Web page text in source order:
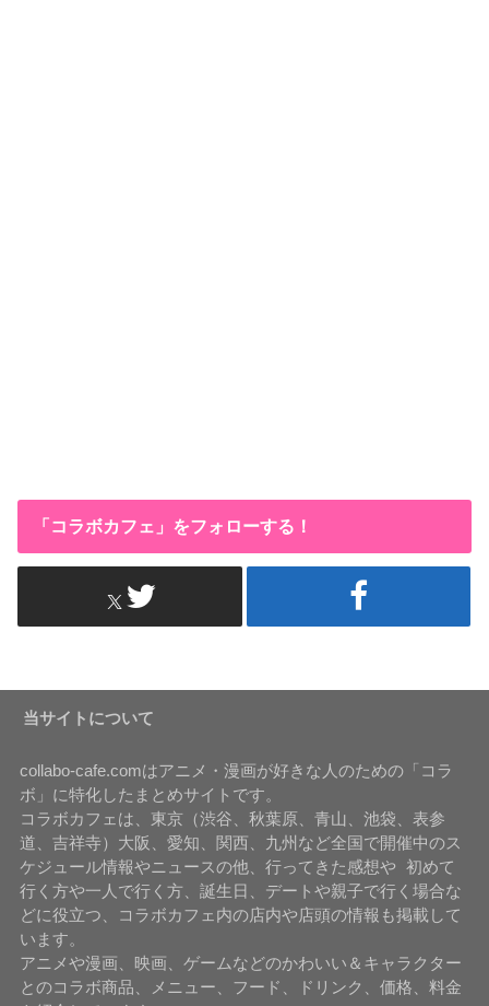
「コラボカフェ」をフォローする！
当サイトについて
collabo-cafe.comはアニメ・漫画が好きな人のための「コラ
ボ」に特化したまとめサイトです。
コラボカフェは、東京（渋谷、秋葉原、青山、池袋、表参
道、吉祥寺）大阪、愛知、関西、九州など全国で開催中のス
ケジュール情報やニュースの他、行ってきた感想や 初めて
行く方や一人で行く方、誕生日、デートや親子で行く場合な
どに役立つ、コラボカフェ内の店内や店頭の情報も掲載して
います。
アニメや漫画、映画、ゲームなどのかわいい＆キャラクター
とのコラボ商品、メニュー、フード、ドリンク、価格、料金